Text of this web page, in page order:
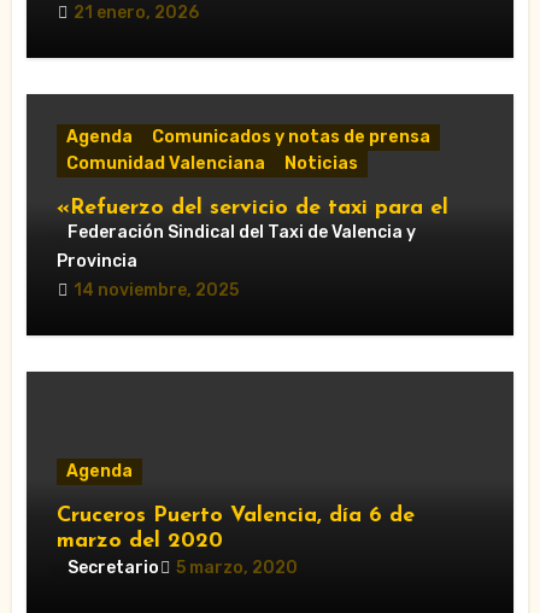
21 enero, 2026
Agenda
Comunicados y notas de prensa
Comunidad Valenciana
Noticias
«Refuerzo del servicio de taxi para el
Gran Premio de Cheste 2025: horarios y
accesos obligatorios»
Federación Sindical del Taxi de Valencia y
Provincia
14 noviembre, 2025
Agenda
Cruceros Puerto Valencia, día 6 de
marzo del 2020
Secretario 5 marzo, 2020